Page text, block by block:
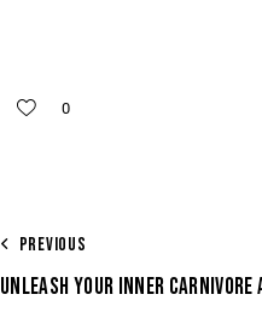
0
PREVIOUS
UNLEASH YOUR INNER